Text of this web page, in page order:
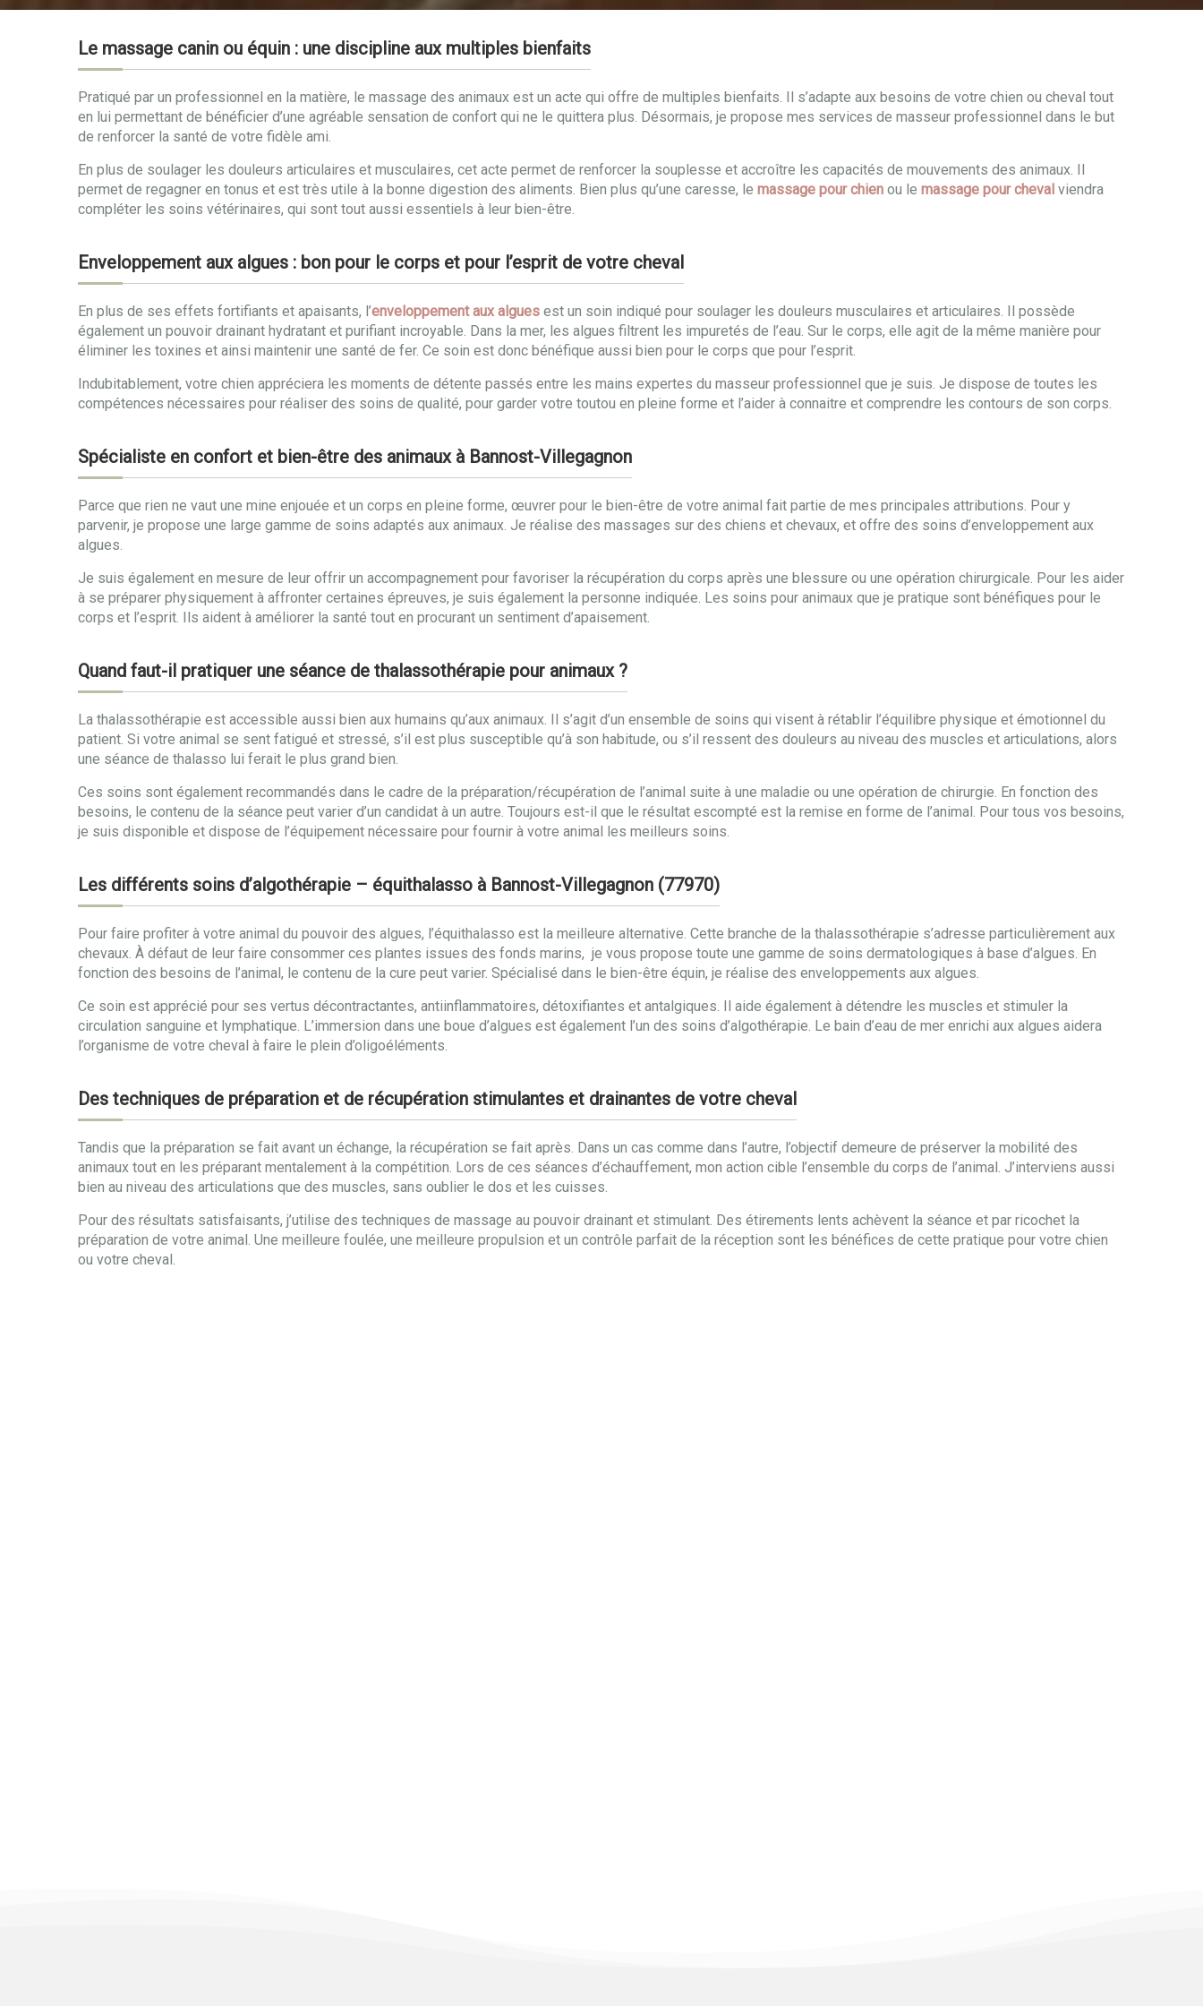
Le massage canin ou équin : une discipline aux multiples bienfaits
Pratiqué par un professionnel en la matière, le massage des animaux est un acte qui offre de multiples bienfaits. Il s’adapte aux besoins de votre chien ou cheval tout
en lui permettant de bénéficier d’une agréable sensation de confort qui ne le quittera plus. Désormais, je propose mes services de masseur professionnel dans le but
de renforcer la santé de votre fidèle ami.
En plus de soulager les douleurs articulaires et musculaires, cet acte permet de renforcer la souplesse et accroître les capacités de mouvements des animaux. Il
permet de regagner en tonus et est très utile à la bonne digestion des aliments. Bien plus qu’une caresse, le massage pour chien ou le massage pour cheval viendra
compléter les soins vétérinaires, qui sont tout aussi essentiels à leur bien-être.
Enveloppement aux algues : bon pour le corps et pour l’esprit de votre cheval
En plus de ses effets fortifiants et apaisants, l’enveloppement aux algues est un soin indiqué pour soulager les douleurs musculaires et articulaires. Il possède
également un pouvoir drainant hydratant et purifiant incroyable. Dans la mer, les algues filtrent les impuretés de l’eau. Sur le corps, elle agit de la même manière pour
éliminer les toxines et ainsi maintenir une santé de fer. Ce soin est donc bénéfique aussi bien pour le corps que pour l’esprit.
Indubitablement, votre chien appréciera les moments de détente passés entre les mains expertes du masseur professionnel que je suis. Je dispose de toutes les
compétences nécessaires pour réaliser des soins de qualité, pour garder votre toutou en pleine forme et l’aider à connaitre et comprendre les contours de son corps.
Spécialiste en confort et bien-être des animaux à Bannost-Villegagnon
Parce que rien ne vaut une mine enjouée et un corps en pleine forme, œuvrer pour le bien-être de votre animal fait partie de mes principales attributions. Pour y
parvenir, je propose une large gamme de soins adaptés aux animaux. Je réalise des massages sur des chiens et chevaux, et offre des soins d’enveloppement aux
algues.
Je suis également en mesure de leur offrir un accompagnement pour favoriser la récupération du corps après une blessure ou une opération chirurgicale. Pour les aider
à se préparer physiquement à affronter certaines épreuves, je suis également la personne indiquée. Les soins pour animaux que je pratique sont bénéfiques pour le
corps et l’esprit. Ils aident à améliorer la santé tout en procurant un sentiment d’apaisement.
Quand faut-il pratiquer une séance de thalassothérapie pour animaux ?
La thalassothérapie est accessible aussi bien aux humains qu’aux animaux. Il s’agit d’un ensemble de soins qui visent à rétablir l’équilibre physique et émotionnel du
patient. Si votre animal se sent fatigué et stressé, s’il est plus susceptible qu’à son habitude, ou s’il ressent des douleurs au niveau des muscles et articulations, alors
une séance de thalasso lui ferait le plus grand bien.
Ces soins sont également recommandés dans le cadre de la préparation/récupération de l’animal suite à une maladie ou une opération de chirurgie. En fonction des
besoins, le contenu de la séance peut varier d’un candidat à un autre. Toujours est-il que le résultat escompté est la remise en forme de l’animal. Pour tous vos besoins,
je suis disponible et dispose de l’équipement nécessaire pour fournir à votre animal les meilleurs soins.
Les différents soins d’algothérapie – équithalasso à Bannost-Villegagnon (77970)
Pour faire profiter à votre animal du pouvoir des algues, l’équithalasso est la meilleure alternative. Cette branche de la thalassothérapie s’adresse particulièrement aux
chevaux. À défaut de leur faire consommer ces plantes issues des fonds marins, je vous propose toute une gamme de soins dermatologiques à base d’algues. En
fonction des besoins de l’animal, le contenu de la cure peut varier. Spécialisé dans le bien-être équin, je réalise des enveloppements aux algues.
Ce soin est apprécié pour ses vertus décontractantes, antiinflammatoires, détoxifiantes et antalgiques. Il aide également à détendre les muscles et stimuler la
circulation sanguine et lymphatique. L’immersion dans une boue d’algues est également l’un des soins d’algothérapie. Le bain d’eau de mer enrichi aux algues aidera
l’organisme de votre cheval à faire le plein d’oligoéléments.
Des techniques de préparation et de récupération stimulantes et drainantes de votre cheval
Tandis que la préparation se fait avant un échange, la récupération se fait après. Dans un cas comme dans l’autre, l’objectif demeure de préserver la mobilité des
animaux tout en les préparant mentalement à la compétition. Lors de ces séances d’échauffement, mon action cible l’ensemble du corps de l’animal. J’interviens aussi
bien au niveau des articulations que des muscles, sans oublier le dos et les cuisses.
Pour des résultats satisfaisants, j’utilise des techniques de massage au pouvoir drainant et stimulant. Des étirements lents achèvent la séance et par ricochet la
préparation de votre animal. Une meilleure foulée, une meilleure propulsion et un contrôle parfait de la réception sont les bénéfices de cette pratique pour votre chien
ou votre cheval.